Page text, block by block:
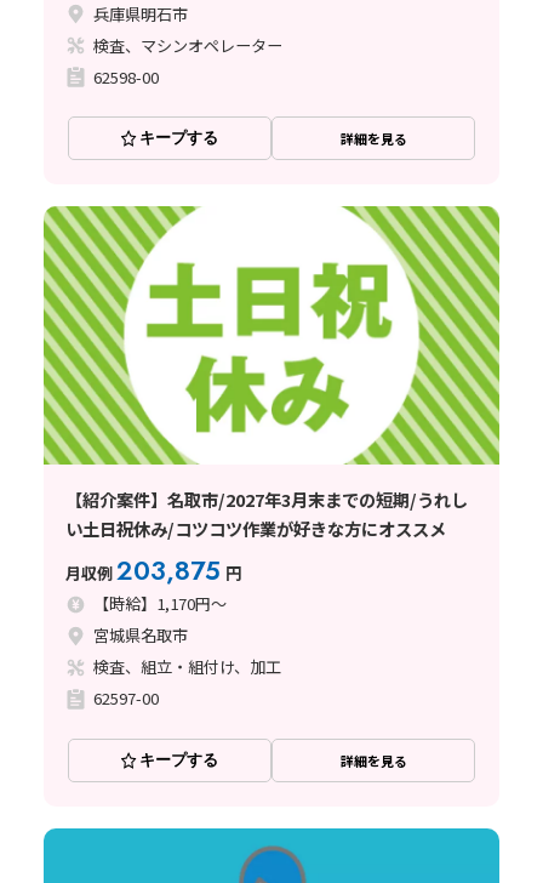
兵庫県明石市
検査、マシンオペレーター
62598-00
キープする 詳細を見る
【紹介案件】名取市/2027年3月末までの短期/うれし
い土日祝休み/コツコツ作業が好きな方にオススメ
月収例203,875 円
【時給】1,170円～
宮城県名取市
検査、組立・組付け、加工
62597-00
キープする 詳細を見る